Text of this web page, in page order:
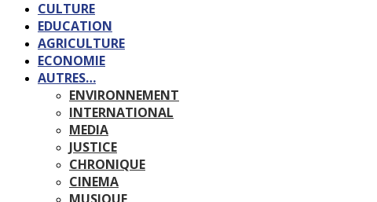
CULTURE
EDUCATION
AGRICULTURE
ECONOMIE
AUTRES…
ENVIRONNEMENT
INTERNATIONAL
MEDIA
JUSTICE
CHRONIQUE
CINEMA